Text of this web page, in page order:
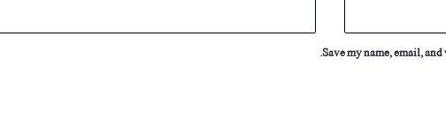
Save my name, email,